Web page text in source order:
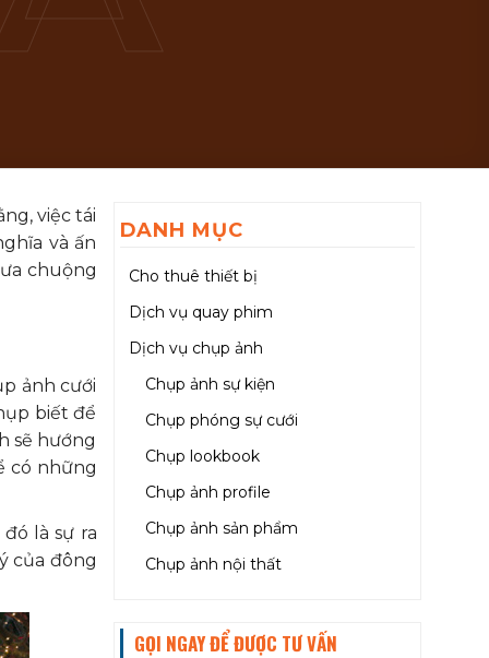
việc tái
và ấn
chuộng
ảnh cưới
biết để
sẽ hướng
có những
là sự ra
của đông
DANH MỤC
Cho thuê thiết bị
Dịch vụ quay phim
Dịch vụ chụp ảnh
Chụp ảnh sự kiện
Chụp phóng sự cưới
Chụp lookbook
Chụp ảnh profile
Chụp ảnh sản phẩm
Chụp ảnh nội thất
GỌI NGAY ĐỂ ĐƯỢC TƯ VẤN